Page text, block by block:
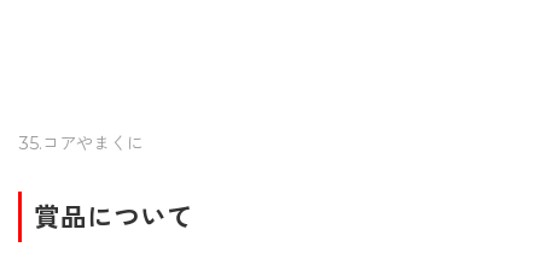
35.コアやまくに
賞品について